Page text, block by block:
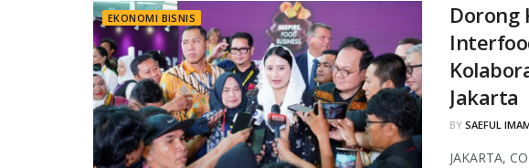
EKONOMI BISNIS
Dorong
Jakarta
BY SAEFUL
JAKARTA,